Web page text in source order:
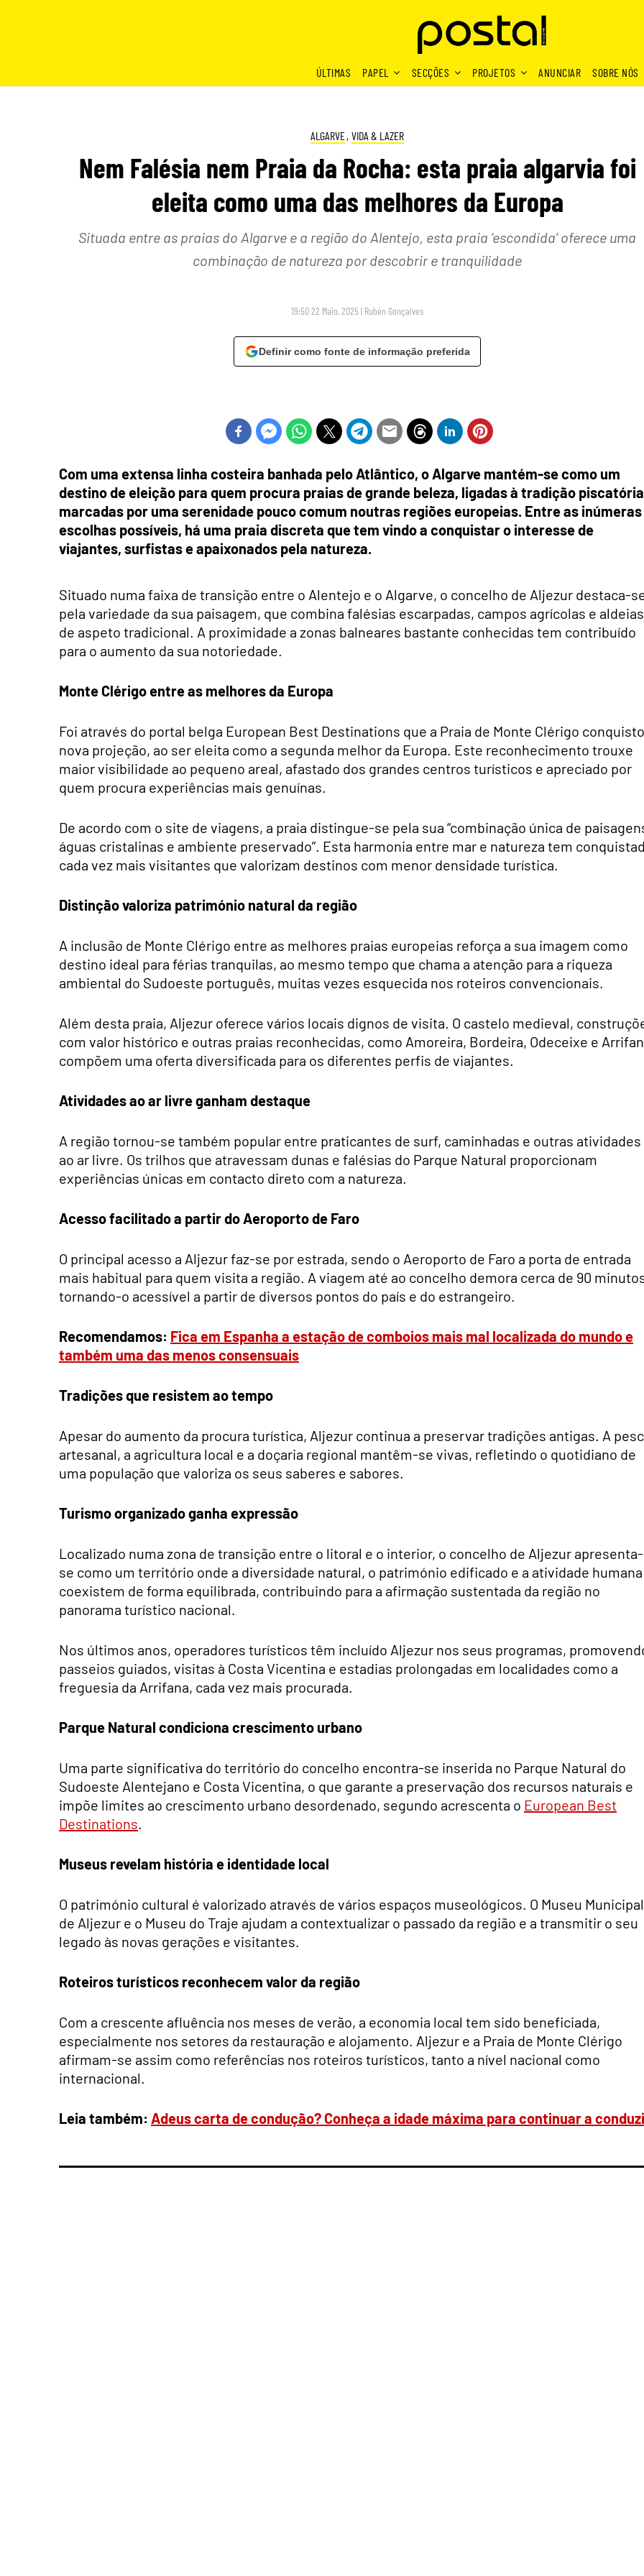
ÚLTIMAS
PAPEL SECÇÕES PROJETOS ANUNCIAR SOBRE NÓS
ALGARVE, VIDA & LAZER
Nem Falésia nem Praia da Rocha: esta praia algarvia foi
eleita como uma das melhores da Europa
Situada entre as praias do Algarve e a região do Alentejo, esta praia ‘escondida’ oferece uma
combinação de natureza por descobrir e tranquilidade
19:50 22 Maio, 2025 | Rubén Gonçalves
Definir como fonte de informação preferida
Com uma extensa linha costeira banhada pelo Atlântico, o Algarve mantém-se como um
destino de eleição para quem procura praias de grande beleza, ligadas à tradição
marcadas por uma serenidade pouco comum noutras regiões europeias. Entre as inúmeras
escolhas possíveis, há uma praia discreta que tem vindo a conquistar o interesse de
viajantes, surfistas e apaixonados pela natureza.
Situado numa faixa de transição entre o Alentejo e o Algarve, o concelho de Aljezur destaca-
pela variedade da sua paisagem, que combina falésias escarpadas, campos agrícolas e aldeias
de aspeto tradicional. A proximidade a zonas balneares bastante conhecidas tem contribuído
para o aumento da sua notoriedade.
Monte Clérigo entre as melhores da Europa
Foi através do portal belga European Best Destinations que a Praia de Monte Clérigo
nova projeção, ao ser eleita como a segunda melhor da Europa. Este reconhecimento trouxe
maior visibilidade ao pequeno areal, afastado dos grandes centros turísticos e apreciado por
quem procura experiências mais genuínas.
De acordo com o site de viagens, a praia distingue-se pela sua “combinação única de
águas cristalinas e ambiente preservado”. Esta harmonia entre mar e natureza tem
cada vez mais visitantes que valorizam destinos com menor densidade turística.
Distinção valoriza património natural da região
A inclusão de Monte Clérigo entre as melhores praias europeias reforça a sua imagem como
destino ideal para férias tranquilas, ao mesmo tempo que chama a atenção para a riqueza
ambiental do Sudoeste português, muitas vezes esquecida nos roteiros convencionais.
Além desta praia, Aljezur oferece vários locais dignos de visita. O castelo medieval,
com valor histórico e outras praias reconhecidas, como Amoreira, Bordeira, Odeceixe e
compõem uma oferta diversificada para os diferentes perfis de viajantes.
Atividades ao ar livre ganham destaque
A região tornou-se também popular entre praticantes de surf, caminhadas e outras atividades
ao ar livre. Os trilhos que atravessam dunas e falésias do Parque Natural proporcionam
experiências únicas em contacto direto com a natureza.
Acesso facilitado a partir do Aeroporto de Faro
O principal acesso a Aljezur faz-se por estrada, sendo o Aeroporto de Faro a porta de entrada
mais habitual para quem visita a região. A viagem até ao concelho demora cerca de 90
tornando-o acessível a partir de diversos pontos do país e do estrangeiro.
Recomendamos: Fica em Espanha a estação de comboios mais mal localizada do mundo e
também uma das menos consensuais
Tradições que resistem ao tempo
Apesar do aumento da procura turística, Aljezur continua a preservar tradições antigas. A
artesanal, a agricultura local e a doçaria regional mantêm-se vivas, refletindo o quotidiano de
uma população que valoriza os seus saberes e sabores.
Turismo organizado ganha expressão
Localizado numa zona de transição entre o litoral e o interior, o concelho de Aljezur apresenta-
se como um território onde a diversidade natural, o património edificado e a atividade humana
coexistem de forma equilibrada, contribuindo para a afirmação sustentada da região no
panorama turístico nacional.
Nos últimos anos, operadores turísticos têm incluído Aljezur nos seus programas,
passeios guiados, visitas à Costa Vicentina e estadias prolongadas em localidades como a
freguesia da Arrifana, cada vez mais procurada.
Parque Natural condiciona crescimento urbano
Uma parte significativa do território do concelho encontra-se inserida no Parque Natural do
Sudoeste Alentejano e Costa Vicentina, o que garante a preservação dos recursos naturais e
impõe limites ao crescimento urbano desordenado, segundo acrescenta o European Best
Destinations.
Museus revelam história e identidade local
O património cultural é valorizado através de vários espaços museológicos. O Museu Municipal
de Aljezur e o Museu do Traje ajudam a contextualizar o passado da região e a transmitir o seu
legado às novas gerações e visitantes.
Roteiros turísticos reconhecem valor da região
Com a crescente afluência nos meses de verão, a economia local tem sido beneficiada,
especialmente nos setores da restauração e alojamento. Aljezur e a Praia de Monte Clérigo
afirmam-se assim como referências nos roteiros turísticos, tanto a nível nacional como
internacional.
Leia também: Adeus carta de condução? Conheça a idade máxima para continuar a